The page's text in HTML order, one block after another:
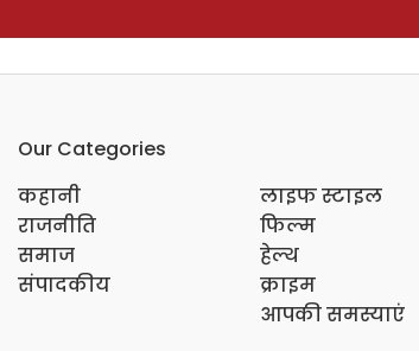
Our Categories
कहानी
राजनीति
समाज
संपादकीय
लाइफ स्टाइल
फिल्म
हेल्थ
क्राइम
आपकी समस्याएं